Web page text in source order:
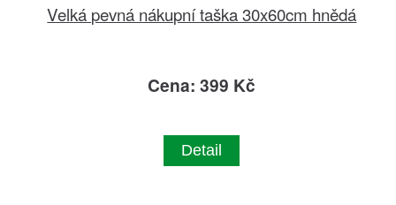
Velká pevná nákupní taška 30x60cm hnědá
Cena: 399 Kč
Detail